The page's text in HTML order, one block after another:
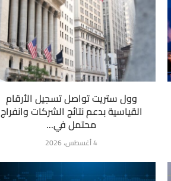
وول ستريت تواصل تسجيل الأرقام
القياسية بدعم نتائج الشركات وانفراج
محتمل في...
4 أغسطس، 2026